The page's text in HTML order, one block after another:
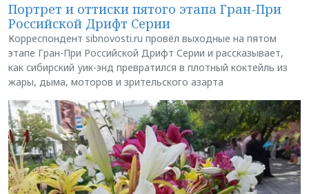
Портрет и оттиски пятого этапа Гран-При
Российской Дрифт Серии
Корреспондент sibnovosti.ru провёл выходные на пятом
этапе Гран-При Российской Дрифт Серии и рассказывает,
как сибирский уик-энд превратился в плотный коктейль из
жары, дыма, моторов и зрительского азарта